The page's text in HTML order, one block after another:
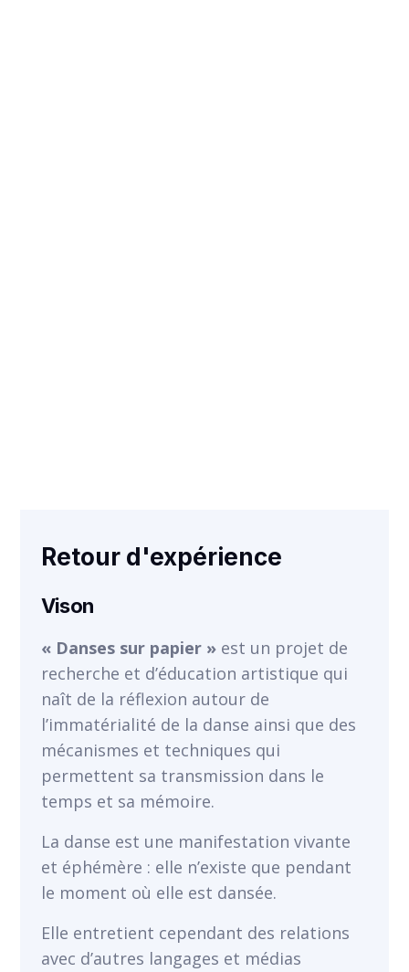
VOIR
Retour d'expérience
Vison
« Danses sur papier »est un projet de
recherche et d’éducation artistique qui
naît de la réflexion autour de
l’immatérialité de la danse ainsi que des
mécanismes et techniques qui
permettent sa transmission dans le
temps et sa mémoire.
La danse est une manifestation vivante
et éphémère : elle n’existe que pendant
le moment où elle est dansée.
Elle entretient cependant des relations
avec d’autres langages et médias